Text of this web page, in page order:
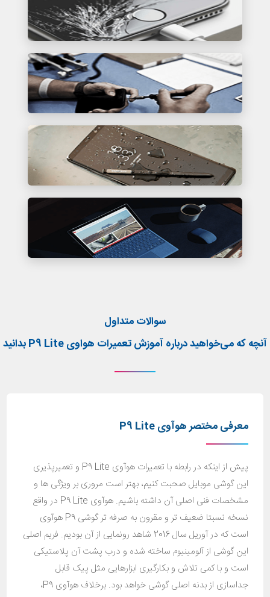
بسته تعمیر اصلی
بسته تعمیر سامسونگ
بسته تعمیر آیفون
سوالات متداول
آنچه که می‌خواهید درباره آموزش تعمیرات هواوی P9 Lite بدانید
معرفی مختصر هوآویP9 Lite
پیش از اینکه در رابطه با تعمیرات هوآوی P9 Lite و تعمیرپذیری
این گوشی موبایل صحبت کنیم، بهتر است مروری بر ویژگی ها و
مشخصات فنی اصلی آن داشته باشیم. هوآوی P9 Lite در واقع
نسخه نسبتا ضعیف تر و مقرون به صرفه تر گوشی P9 هوآوی
است که در آوریل سال 2016 شاهد رونمایی از آن بودیم. فریم اصلی
این گوشی از آلومینیوم ساخته شده و درب پشت آن پلاستیکی
است و با کمی تلاش و بکارگیری ابزارهایی مثل پیک قابل
جداسازی از بدنه اصلی گوشی خواهد بود. برخلاف هوآوی P9،